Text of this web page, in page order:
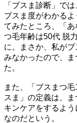
「ブスま診断」で
ブスま度がわかる
てみたところ、「
つ毛年齢は50代 脱
に。まさか、私が
みなかったので、
た。
また、「ブスまつ
スま」の定義は、
キンケアをするよ
なのだという。